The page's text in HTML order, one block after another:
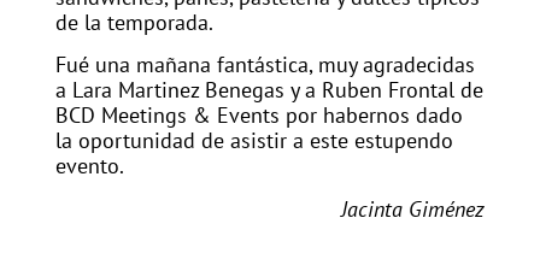
de la temporada.
Fué una mañana fantástica, muy agradecidas
a Lara Martinez Benegas y a Ruben Frontal de
BCD Meetings & Events por habernos dado
la oportunidad de asistir a este estupendo
evento.
Jacinta Giménez